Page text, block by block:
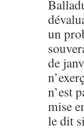
un
de
n’est
mise
le dit